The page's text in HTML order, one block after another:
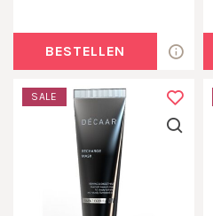
BESTELLEN
SALE